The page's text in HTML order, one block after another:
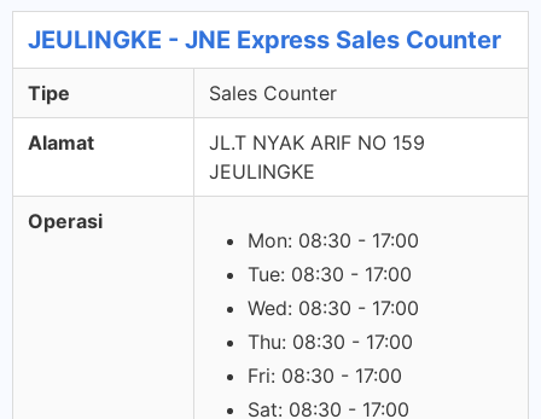
JEULINGKE - JNE Express Sales Counter
Tipe Sales Counter
Alamat
JL.T NYAK ARIF NO 159
JEULINGKE
Operasi
Mon: 08:30 - 17:00
Tue: 08:30 - 17:00
Wed: 08:30 - 17:00
Thu: 08:30 - 17:00
Fri: 08:30 - 17:00
Sat: 08:30 - 17:00